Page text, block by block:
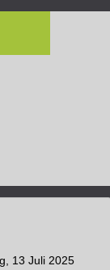
13 Juli 2025